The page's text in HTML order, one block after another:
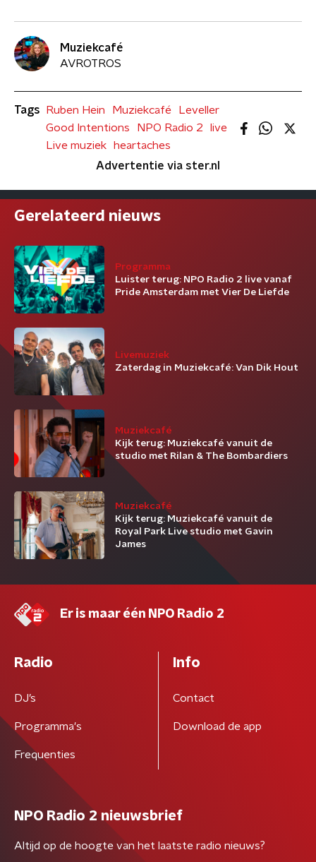
Muziekcafé
AVROTROS
Tags Ruben Hein Muziekcafé
Leveller
Good Intentions
NPO Radio 2
live
Live muziek
heartaches
Advertentie via ster.nl
Gerelateerd nieuws
Programma
Luister terug: NPO Radio 2 live vanaf
Pride Amsterdam met Vier De Liefde
Livemuziek
Zaterdag in Muziekcafé: Van Dik Hout
Muziekcafé
Kijk terug: Muziekcafé vanuit de
studio met Rilan & The Bombardiers
Muziekcafé
Kijk terug: Muziekcafé vanuit de
Royal Park Live studio met Gavin
James
Er is maar één NPO Radio 2
Radio
DJ’s
Programma's
Frequenties
Info
Contact
Download de app
NPO Radio 2 nieuwsbrief
Altijd op de hoogte van het laatste radio nieuws?